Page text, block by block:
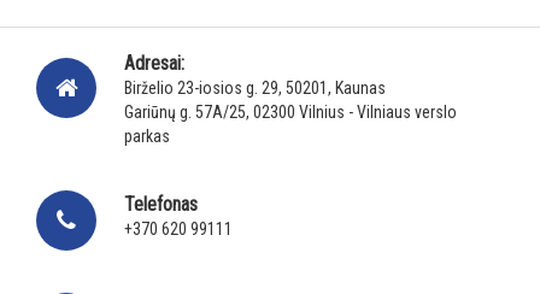
Adresai:
Birželio 23-iosios g. 29, 50201, Kaunas
Gariūnų g. 57A/25, 02300 Vilnius - Vilniaus verslo
parkas
Telefonas
+370 620 99111